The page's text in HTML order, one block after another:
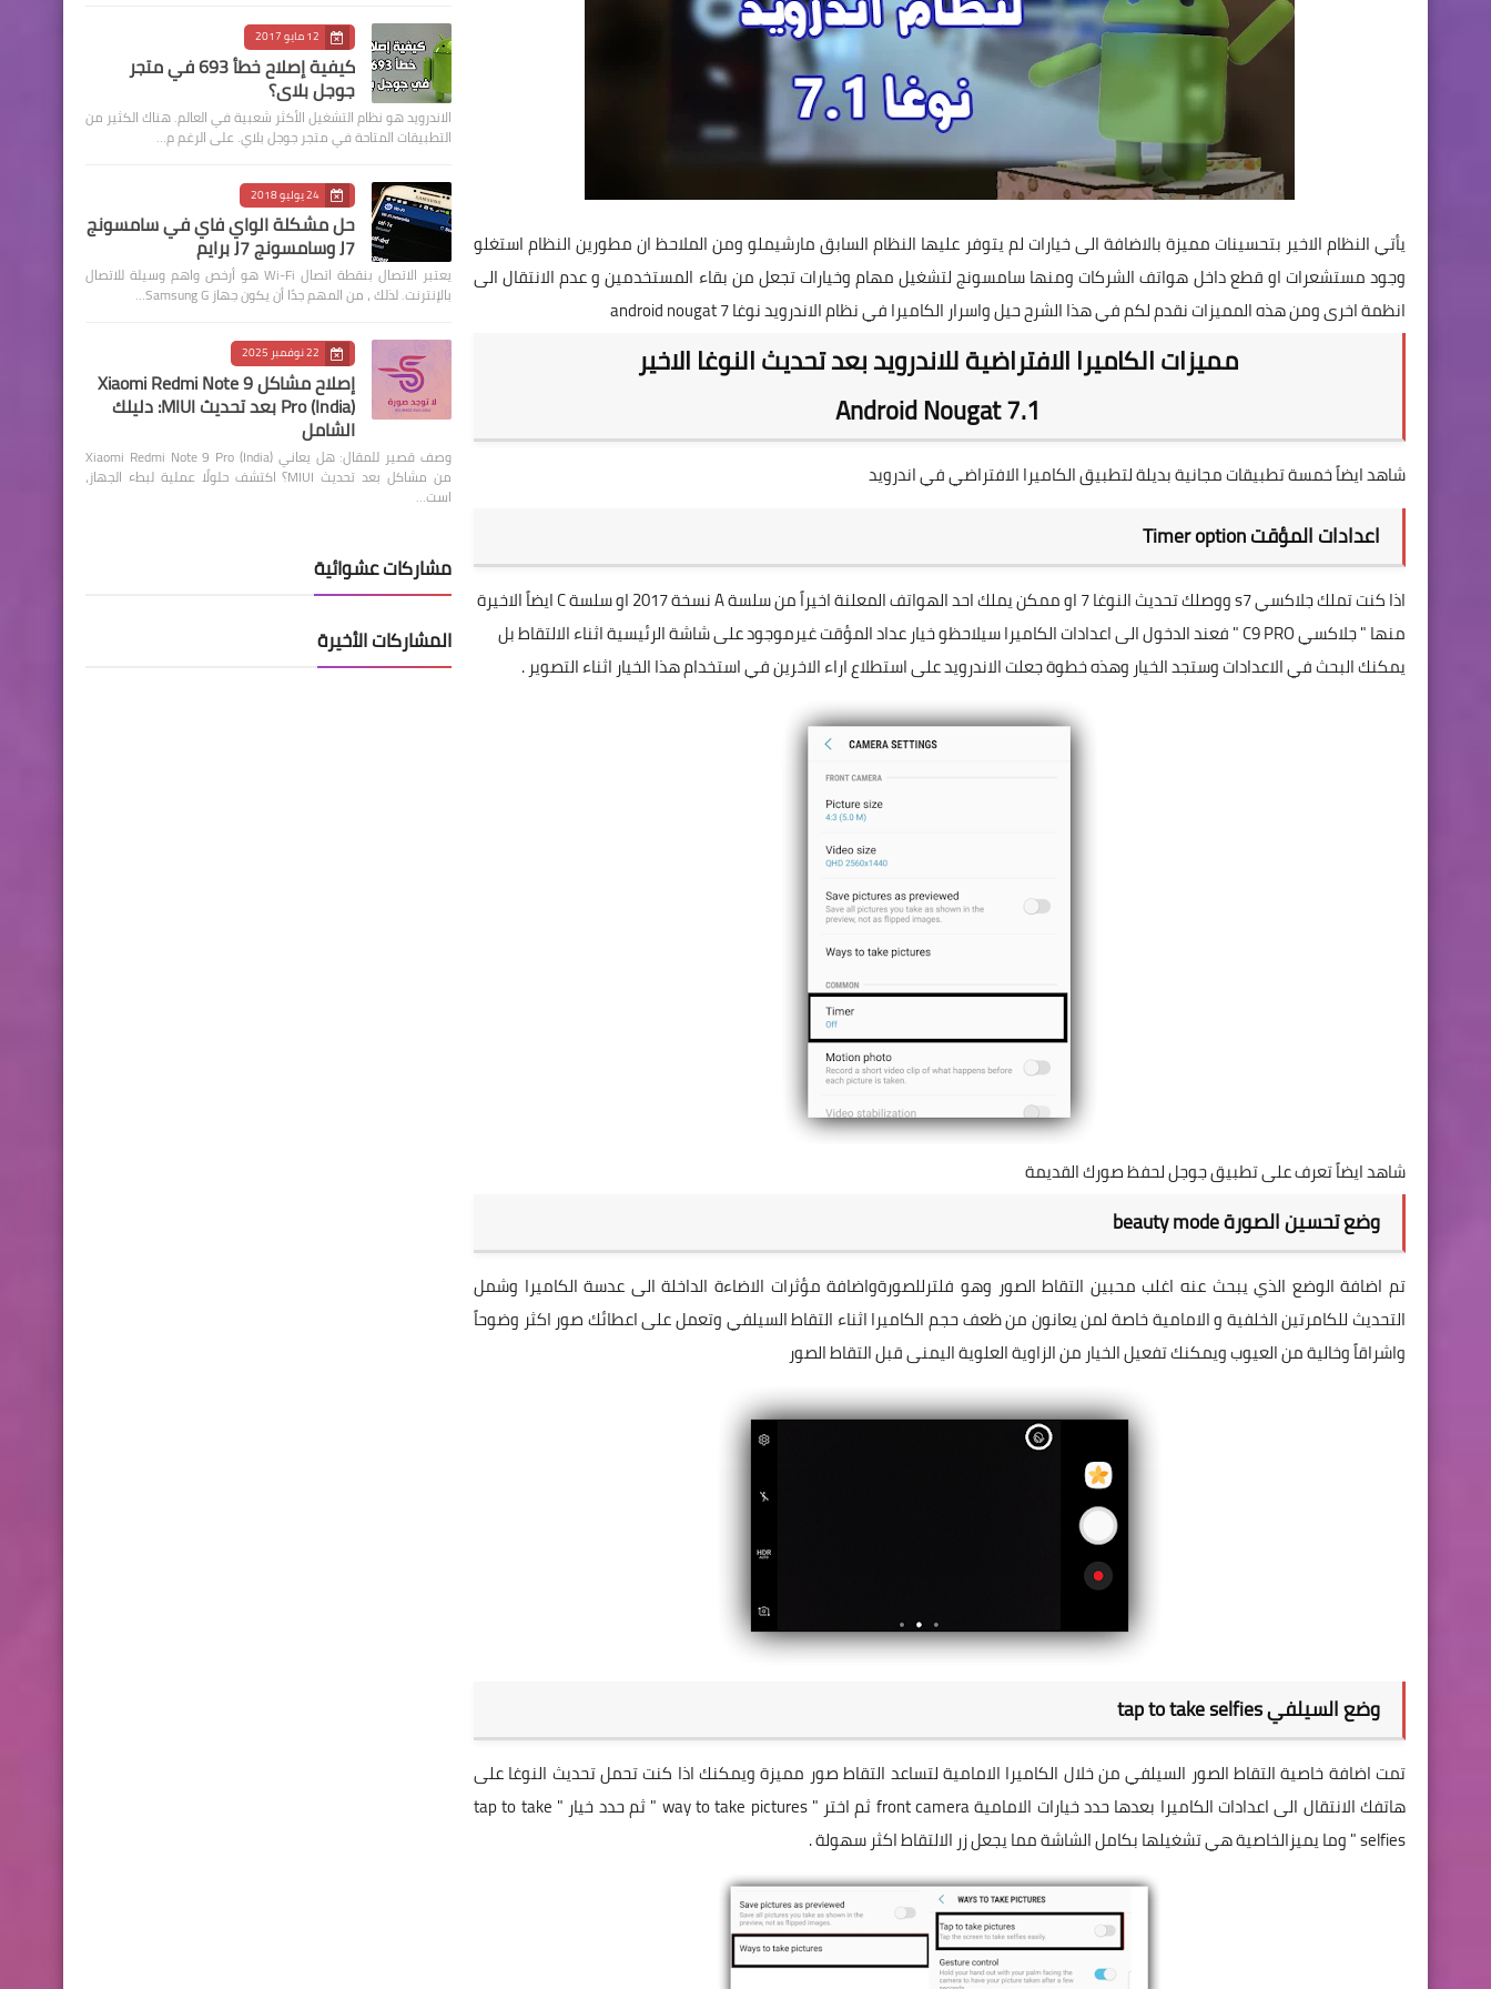
يأتي النظام الاخير بتحسينات مميزة بالاضافة الى خيارات لم يتوفر عليها النظام السابق مارشيملو ومن الملاحظ ان مطورين النظام استغلو
وجود مستشعرات او قطع داخل هواتف الشركات ومنها سامسونج لتشغيل مهام وخيارات تجعل من بقاء المستخدمين و عدم الانتقال الى
انظمة اخرى ومن هذه المميزات نقدم لكم في هذا الشرح حيل واسرار الكاميرا في نظام الاندرويد نوغا android nougat 7
مميزات الكاميرا الافتراضية للاندرويد بعد تحديث النوغا الاخير
Android Nougat 7.1
شاهد ايضاً خمسة تطبيقات مجانية بديلة لتطبيق الكاميرا الافتراضي في اندرويد
اعدادات المؤقت Timer option
اذا كنت تملك جلاكسي s7 ووصلك تحديث النوغا 7 او ممكن يملك احد الهواتف المعلنة اخيراً من سلسة A نسخة 2017 او سلسة C ايضاً الاخيرة
منها " جلاكسي C9 PRO " فعند الدخول الى اعدادات الكاميرا سيلاحظو خيار عداد المؤقت غيرموجود على شاشة الرئيسية اثناء الالتقاط بل
يمكنك البحث في الاعدادات وستجد الخيار وهذه خطوة جعلت الاندرويد على استطلاع اراء الاخرين في استخدام هذا الخيار اثناء التصوير .
شاهد ايضاً تعرف على تطبيق جوجل لحفظ صورك القديمة
وضع تحسين الصورة beauty mode
تم اضافة الوضع الذي يبحث عنه اغلب محبين التقاط الصور وهو فلترللصورةواضافة مؤثرات الاضاءة الداخلة الى عدسة الكاميرا وشمل
التحديث للكامرتين الخلفية و الامامية خاصة لمن يعانون من ظعف حجم الكاميرا اثناء التقاط السيلفي وتعمل على اعطائك صور اكثر وضوحاً
واشراقاً وخالية من العيوب ويمكنك تفعيل الخيار من الزاوية العلوية اليمنى قبل التقاط الصور
وضع السيلفي tap to take selfies
تمت اضافة خاصية التقاط الصور السيلفي من خلال الكاميرا الامامية لتساعد التقاط صور مميزة ويمكنك اذا كنت تحمل تحديث النوغا على
هاتفك الانتقال الى اعدادات الكاميرا بعدها حدد خيارات الامامية front camera ثم اختر " way to take pictures " ثم حدد خيار " tap to take
selfies " وما يميزالخاصية هي تشغيلها بكامل الشاشة مما يجعل زر الالتقاط اكثر سهولة .
12 مايو 2017
كيفية إصلاح خطأ 693 في متجر
جوجل بلاي؟
الاندرويد هو نظام التشغيل الأكثر شعبية في العالم. هناك الكثير من
التطبيقات المتاحة في متجر جوجل بلاي. على الرغم م…
24 يوليو 2018
حل مشكلة الواي فاي في سامسونج
J7 وسامسونج J7 برايم
يعتبر الاتصال بنقطة اتصال Wi-Fi هو أرخص واهم وسيلة للاتصال
بالإنترنت. لذلك ، من المهم جدًا أن يكون جهاز Samsung G…
22 نوفمبر 2025
إصلاح مشاكل Xiaomi Redmi Note 9
Pro (India) بعد تحديث MIUI: دليلك
الشامل
وصف قصير للمقال: هل يعاني Xiaomi Redmi Note 9 Pro (India)
من مشاكل بعد تحديث MIUI؟ اكتشف حلولًا عملية لبطء الجهاز،
است…
مشاركات عشوائية
المشاركات الأخيرة